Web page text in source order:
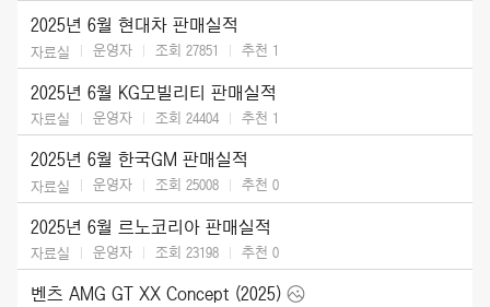
2025년 6월 현대차 판매실적
자료실 운영자 조회 27851 추천 1
2025년 6월 KG모빌리티 판매실적
자료실 운영자 조회 24404 추천 1
2025년 6월 한국GM 판매실적
자료실 운영자 조회 25008 추천 0
2025년 6월 르노코리아 판매실적
자료실 운영자 조회 23198 추천 0
벤츠 AMG GT XX Concept (2025)